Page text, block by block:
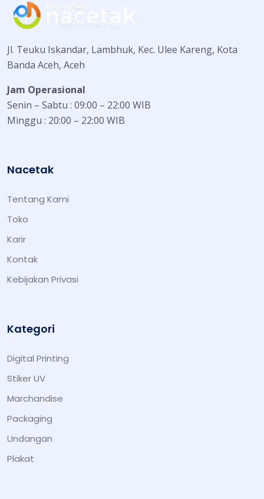
Jl. Teuku Iskandar, Lambhuk, Kec. Ulee Kareng, Kota
Banda Aceh, Aceh
Jam Operasional
Senin – Sabtu : 09:00 – 22:00 WIB
Minggu : 20:00 – 22:00 WIB
Nacetak
Tentang Kami
Toko
Karir
Kontak
Kebijakan Privasi
Kategori
Digital Printing
Stiker UV
Marchandise
Packaging
Undangan
Plakat